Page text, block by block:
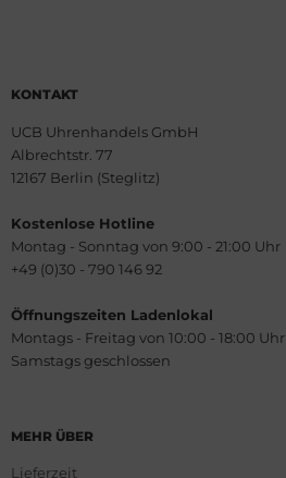
KONTAKT
UCB Uhrenhandels GmbH
Albrechtstr. 77
12167 Berlin (Steglitz)
Kostenlose Hotline
Montag - Sonntag von 9:00 - 21:00 Uhr
+49 (0)30 - 790 146 92
Öffnungszeiten Ladenlokal
Montags - Freitag von 10:00 - 18:00 Uhr
Samstags geschlossen
MEHR ÜBER
Lieferzeit